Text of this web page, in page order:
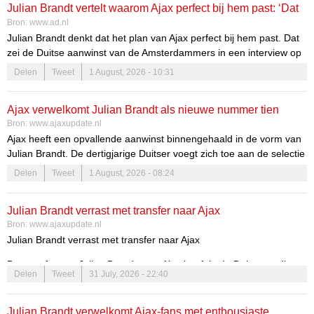
verlichten.
Julian Brandt vertelt waarom Ajax perfect bij hem past: ‘Dat
is me bijgebleven’
Bron: www.ad.nl
Julian Brandt denkt dat het plan van Ajax perfect bij hem past. Dat
zei de Duitse aanwinst van de Amsterdammers in een interview op
de site van de club. De voormalige Duits international kwam vrijdag
transfervrij over na zeven seizoenen bij Borussia Dortmund en
Delen Tweet 1 August, 2026 - 10:31
Ajax verwelkomt Julian Brandt als nieuwe nummer tien
Bron: www.ajaxupdate.nl
Ajax heeft een opvallende aanwinst binnengehaald in de vorm van
Julian Brandt. De dertigjarige Duitser voegt zich toe aan de selectie
als klassieke nummer tien, en zijn komst belooft veel voor het team.
Fans en analisten zijn benieuwd naar de impact die Brandt zal
de Eredivisie. De verwachtingen zijn hooggespannen en de
toekomst ziet er veelbelovend uit voor zowel Brandt als Ajax.
Delen Tweet 1 August, 2026 - 08:24
Julian Brandt verrast met transfer naar Ajax
Bron: www.ajaxupdate.nl
Julian Brandt verrast met transfer naar Ajax
De transfer van Julian Brandt naar Ajax heeft in de Duitse media
voor veel ophef gezorgd. De 30-jarige aanvaller, die eerder zes
seizoenen voor Borussia Dortmund speelde, is nu een speler van
de Amsterdammers.
Delen Tweet 31 July, 2026 - 22:40
Julian Brandt verwelkomt Ajax-fans met enthousiaste